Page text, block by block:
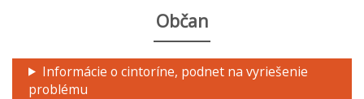
Občan
Informácie o cintoríne, podnet na vyriešenie
problému